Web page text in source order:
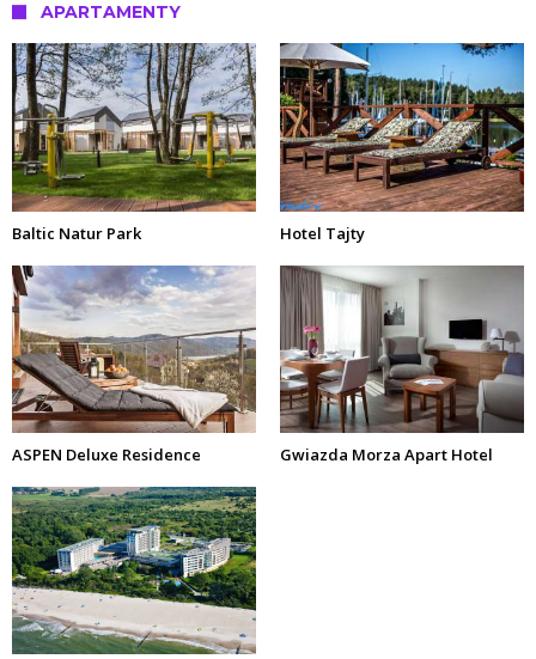
APARTAMENTY
Baltic Natur Park Hotel Tajty
ASPEN Deluxe Residence Gwiazda Morza Apart Hotel